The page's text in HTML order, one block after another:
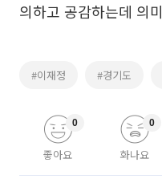
의하고 공감하는데 의
#이재정 #경기도
좋아요
0
화나요
0